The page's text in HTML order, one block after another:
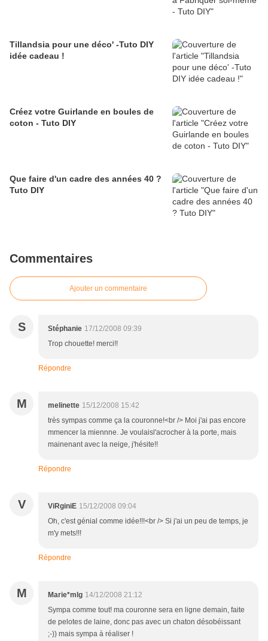
Tillandsia pour une déco' -Tuto DIY
idée cadeau !
Créez votre Guirlande en boules de
coton - Tuto DIY
Que faire d'un cadre des années 40 ?
Tuto DIY
Commentaires
Ajouter un commentaire
S Stéphanie 17/12/2008 09:39
Trop chouette! merci!!
Répondre
M melinette 15/12/2008 15:42
très sympas comme ça la couronne!<br /> Moi j'ai pas encore
mmencer la miennne. Je voulaisl'acrocher à la porte, mais
mainenant avec la neige, j'hésite!!
Répondre
V ViRginiE 15/12/2008 09:04
Oh, c'est génial comme idée!!!<br /> Si j'ai un peu de temps, je
m'y mets!!!
Répondre
M Marie*mlg 14/12/2008 21:12
Sympa comme tout! ma couronne sera en ligne demain, faite
de pelotes de laine, donc pas avec un chaton désobéissant
;-)) mais sympa à réaliser !